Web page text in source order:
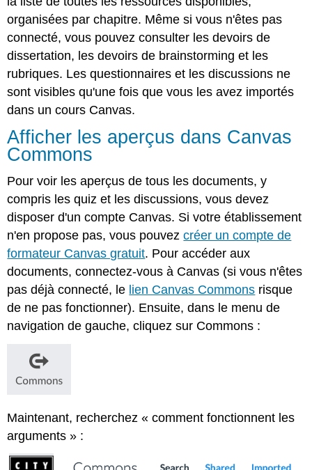
organisées par chapitre. Même si vous n'êtes pas
connecté, vous pouvez consulter les devoirs de
dissertation, les devoirs de brainstorming et les
rubriques. Les questionnaires et les discussions ne
sont visibles qu'une fois que vous les avez importés
dans un cours Canvas.
Afficher les aperçus dans Canvas
Commons
Pour voir les aperçus de tous les documents, y
compris les quiz et les discussions, vous devez
disposer d'un compte Canvas. Si votre établissement
n'en propose pas, vous pouvezcréer un compte de
formateur Canvas gratuit. Pour accéder aux
documents, connectez-vous à Canvas (si vous n'êtes
pas déjà connecté, le lien Canvas Commons risque
de ne pas fonctionner). Ensuite, dans le menu de
navigation de gauche, cliquez sur Commons :
Maintenant, recherchez « comment fonctionnent les
arguments » :